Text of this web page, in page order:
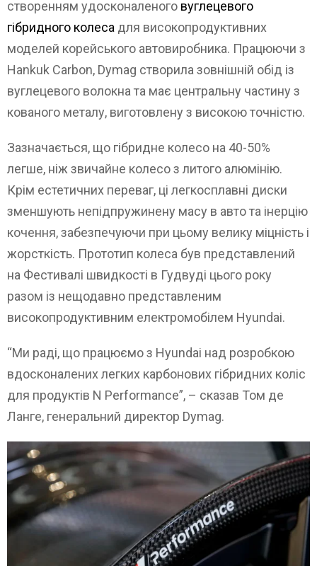
створенням удосконаленого вуглецевого
гібридного колеса для високопродуктивних
моделей корейського автовиробника. Працюючи з
Hankuk Carbon, Dymag створила зовнішній обід із
вуглецевого волокна та має центральну частину з
кованого металу, виготовлену з високою точністю.
Зазначається, що гібридне колесо на 40-50%
легше, ніж звичайне колесо з литого алюмінію.
Крім естетичних переваг, ці легкосплавні диски
зменшують непідпружинену масу в авто та інерцію
кочення, забезпечуючи при цьому велику міцність і
жорсткість. Прототип колеса був представлений
на Фестивалі швидкості в Гудвуді цього року
разом із нещодавно представленим
високопродуктивним електромобілем Hyundai.
“Ми раді, що працюємо з Hyundai над розробкою
вдосконалених легких карбонових гібридних коліс
для продуктів N Performance”, – сказав Том де
Ланге, генеральний директор Dymag.